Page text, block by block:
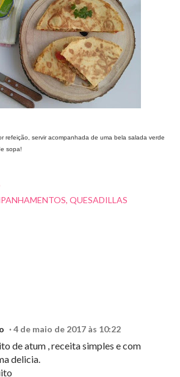
refeição, servir acompanhada de uma bela salada verde
sopa!
QUESADILLAS
4 de maio de 2017 às 10:22
de atum , receita simples e com
delicia.